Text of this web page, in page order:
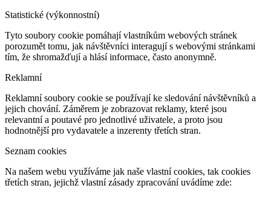
Statistické (výkonnostní)
Tyto soubory cookie pomáhají vlastníkům webových stránek
porozumět tomu, jak návštěvníci interagují s webovými stránkami
tím, že shromažďují a hlásí informace, často anonymně.
Reklamní
Reklamní soubory cookie se používají ke sledování návštěvníků a
jejich chování. Záměrem je zobrazovat reklamy, které jsou
relevantní a poutavé pro jednotlivé uživatele, a proto jsou
hodnotnější pro vydavatele a inzerenty třetích stran.
Seznam cookies
Na našem webu využíváme jak naše vlastní cookies, tak cookies
třetích stran, jejichž vlastní zásady zpracování uvádíme zde: